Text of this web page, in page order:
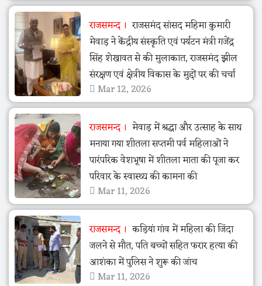
राजसमन्द
राजसमंद सांसद महिमा कुमारी
मेवाड़ ने केंद्रीय संस्कृति एवं पर्यटन मंत्री गजेंद्र
सिंह शेखावत से की मुलाकात, राजसमंद झील
संरक्षण एवं क्षेत्रीय विकास के मुद्दों पर की चर्चा
Mar 12, 2026
राजसमन्द
मेवाड़ में श्रद्धा और उत्साह के साथ
मनाया गया शीतला सप्तमी पर्व महिलाओं ने
पारंपरिक वेशभूषा में शीतला माता की पूजा कर
परिवार के स्वास्थ्य की कामना की
Mar 11, 2026
राजसमन्द
कड़ियां गांव में महिला की जिंदा
जलने से मौत, पति बच्चों सहित फरार हत्या की
आशंका में पुलिस ने शुरू की जांच
Mar 11, 2026